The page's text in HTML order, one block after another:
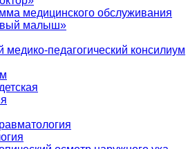
медицинского обслуживания
малыш»
медико-педагогический консилиум